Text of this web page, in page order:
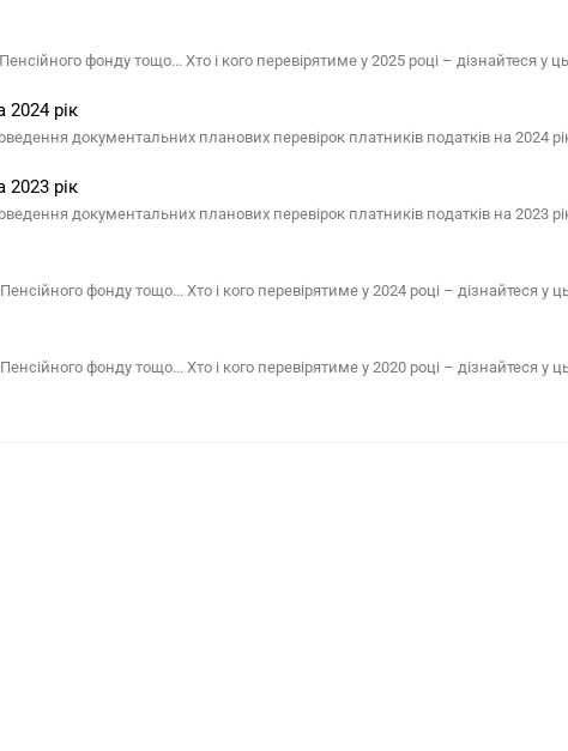
фонду тощо... Хто і кого перевірятиме у 2025 році – дізнайтеся у
рік
документальних планових перевірок платників податків на 2024
рік
документальних планових перевірок платників податків на 2023
фонду тощо... Хто і кого перевірятиме у 2024 році – дізнайтеся у
фонду тощо... Хто і кого перевірятиме у 2020 році – дізнайтеся у